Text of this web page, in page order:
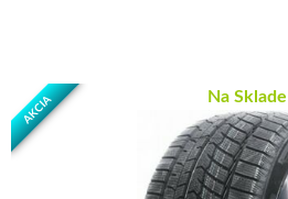
AKCIA Na Sklade